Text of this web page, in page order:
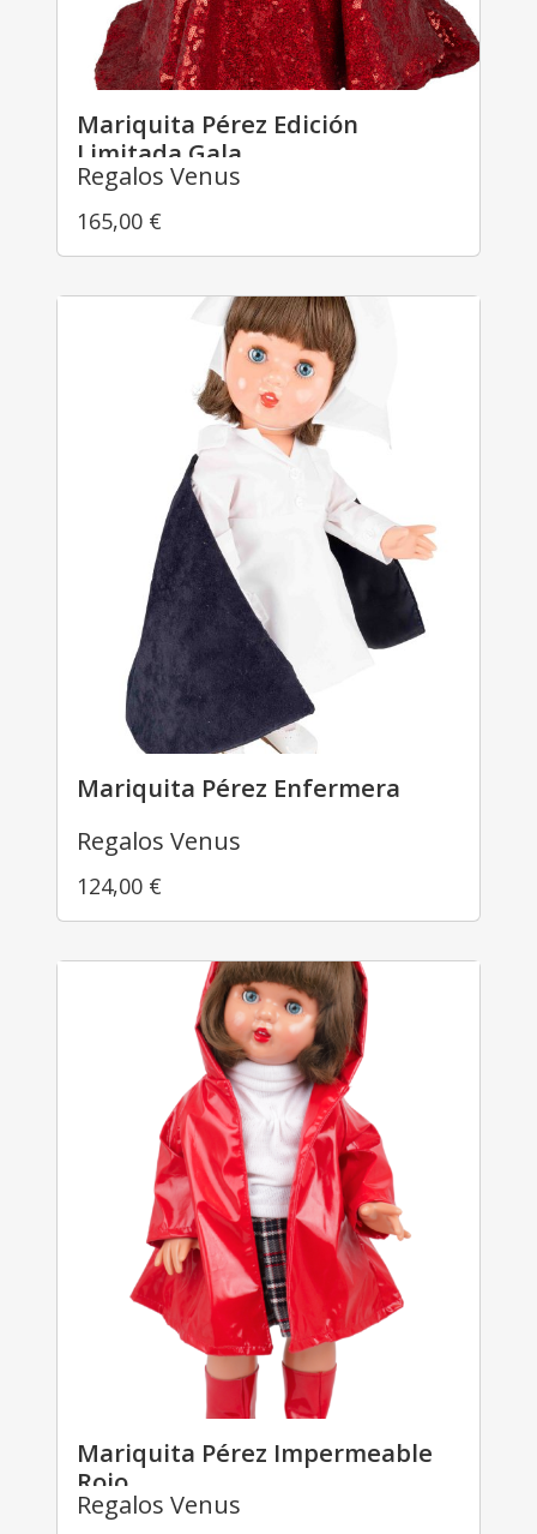
Mariquita Pérez Edición
Limitada Gala
Regalos Venus
165,00 €
Mariquita Pérez Enfermera
Regalos Venus
124,00 €
Mariquita Pérez Impermeable
Rojo
Regalos Venus